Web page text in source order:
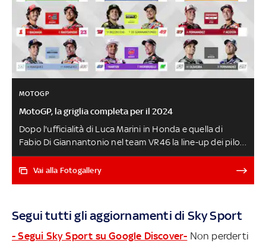
MOTOGP
MotoGP, la griglia completa per il 2024
Dopo l'ufficialità di Luca Marini in Honda e quella di
Fabio Di Giannantonio nel team VR46 la line-up dei piloti
MotoGP per il 2024 è ora al completo. Da Marquez in
Ducati Gresini all'atteso debutto da rookie di Pedro
Vai alla Fotogallery
Segui tutti gli aggiornamenti di Sky Sport
- Segui Sky Sport su Google Discover- Non perderti